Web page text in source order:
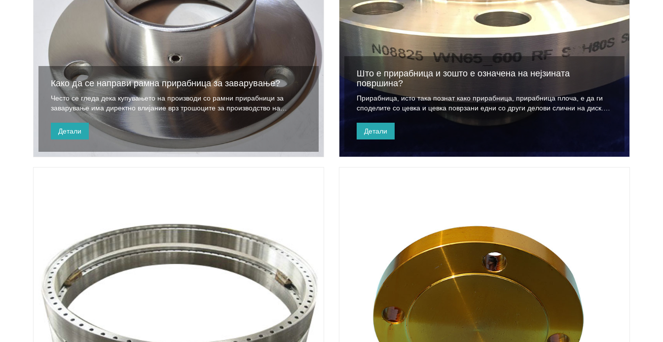
Како да се направи рамна прирабница за заварување?
Често се гледа дека купувањето на производи со рамни прирабници за
заварување има директно влијание врз трошоците за производство на
производите на производителот
Детали
Што е прирабница и зошто е означена на нејзината
површина?
Прирабница, исто така познат како прирабница, прирабница плоча, е да ги
споделите со цевка и цевка поврзани едни со други делови слични на диск.
Начинот на употреба е да се фиксираат две цевки, фитинзи за цевки или
опрема соодветно на прирабничка плоча
Детали